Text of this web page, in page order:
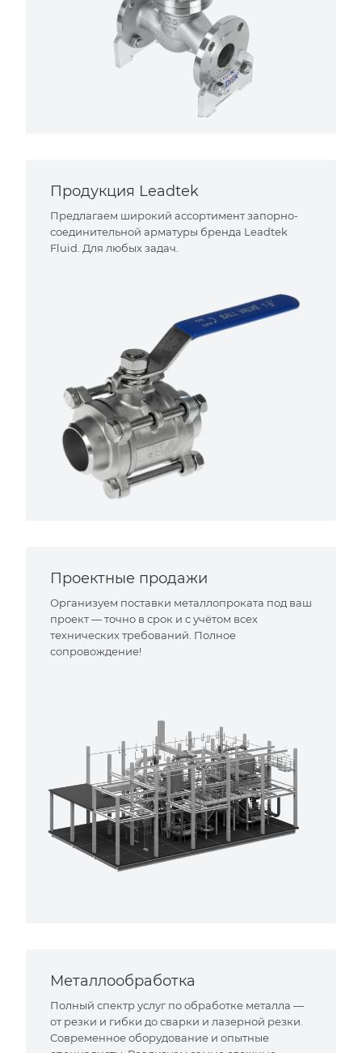
Продукция Leadtek
Предлагаем широкий ассортимент запорно-
соединительной арматуры бренда Leadtek
Fluid. Для любых задач.
Проектные продажи
Организуем поставки металлопроката под ваш
проект — точно в срок и с учётом всех
технических требований. Полное
сопровождение!
Металлообработка
Полный спектр услуг по обработке металла —
от резки и гибки до сварки и лазерной резки.
Современное оборудование и опытные